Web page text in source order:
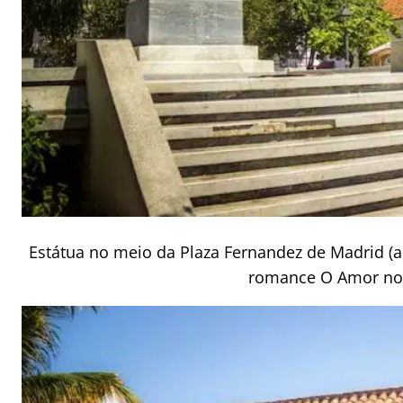
Estátua no meio da Plaza Fernandez de Madrid
romance O Amor